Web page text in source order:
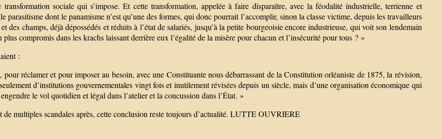
transformation sociale qui s’impose. Et cette transformation, appelée à faire disparaître, avec la féodalité industrielle, terrienne et
parasitisme dont le panamisme n’est qu’une des formes, qui donc pourrait l’accomplir, sinon la classe victime, depuis les travailleurs
des champs, déjà dépossédés et réduits à l’état de salariés, jusqu’à la petite bourgeoisie encore industrieuse, qui voit son lendemain
plus compromis dans les krachs laissant derrière eux l’égalité de la misère pour chacun et l’insécurité pour tous ? »
:
pour réclamer et pour imposer au besoin, avec une Constituante nous débarrassant de la Constitution orléaniste de 1875, la révision,
d’institutions gouvernementales vingt fois et inutilement révisées depuis un siècle, mais d’une organisation économique qui
le vol quotidien et légal dans l’atelier et la concussion dans l’État. »
de multiples scandales après, cette conclusion reste toujours d’actualité. LUTTE OUVRIERE